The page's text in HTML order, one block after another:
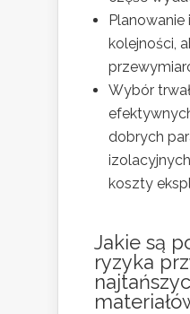
kolejności,
Wybór
dobrych
koszty
Jakie są
ryzyka